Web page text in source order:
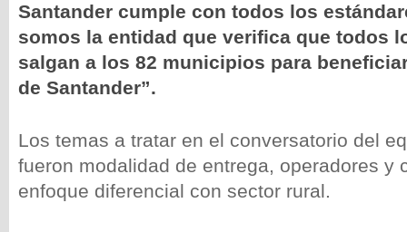
Santander cumple con todos los
somos la entidad que verifica que todos
salgan a los 82 municipios para
de Santander”.
Los temas a tratar en el conversatorio del
fueron modalidad de entrega, operadores y
enfoque diferencial con sector rural.